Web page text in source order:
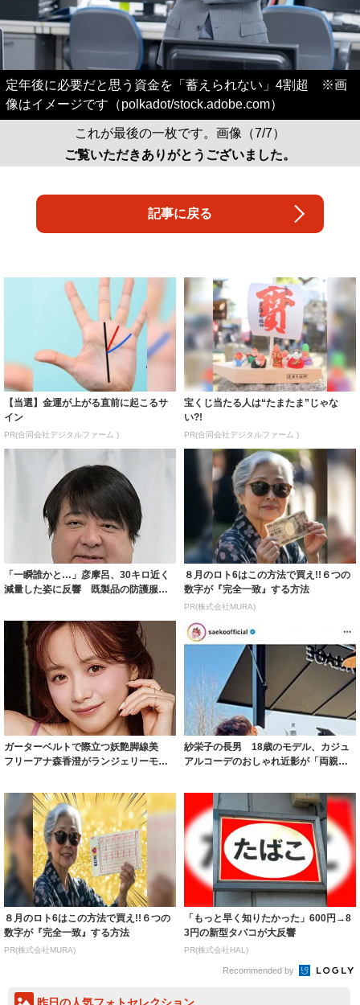
定年後に必要だと思う資金を「蓄えられない」4割超 ※画
像はイメージです（polkadot/stock.adobe.com）
これが最後の一枚です。画像（7/7）
ご覧いただきありがとうございました。
記事に戻る
【当選】金運が上がる直前に起こるサ
イン
PR(合同会社デジタルファーム )
宝くじ当たる人は“たまたま”じゃな
い?!
PR(合同会社デジタルファーム )
「一瞬誰かと…」彦摩呂、30キロ近く
減量した姿に反響 既製品の防護服が
８月のロト6はこの方法で買え!!６つの
数字が『完全一致』する方法
PR(株式会社MURA)
ガーターベルトで際立つ妖艶脚線美
フリーアナ森香澄がランジェリーモデ
紗栄子の長男 18歳のモデル、カジュ
アルコーデのおしゃれ近影が「両親の
８月のロト6はこの方法で買え!!６つの
数字が『完全一致』する方法
PR(株式会社MURA)
「もっと早く知りたかった」600円→8
3円の新型タバコが大反響
PR(株式会社HAL)
Recommended by